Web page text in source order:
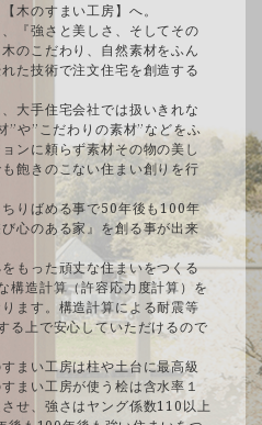
木のすまい工房】へ。
『強さと美しさ、そしてその
のこだわり、自然素材をふん
た技術で注文住宅を創造する
大手住宅会社では扱いきれな
”や”こだわりの素材”などをふ
ンに頼らず素材その物の美し
飽きのこない住まい創りを行
りばめる事で50年後も100年
心のある家』を創る事が出来
もった頑丈な住まいをつくる
造計算（許容応力度計算）を
ます。構造計算による耐震等
る上で安心していただけるので
まい工房は柱や土台に最高級
まい工房が使う桧は含水率１
せ、強さはヤング係数110以上